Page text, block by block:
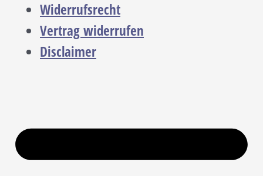
Widerrufsrecht
Vertrag widerrufen
Disclaimer